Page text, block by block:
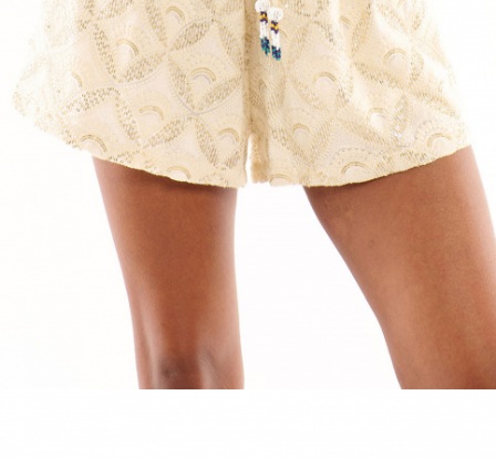
ACCESSOIRES
DÉCOUVRIR